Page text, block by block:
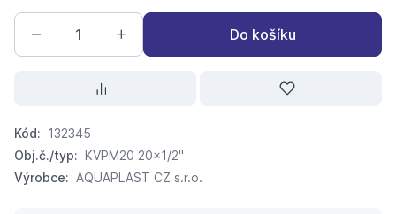
Do košíku
Kód: 132345
Obj.č./typ: KVPM20 20x1/2"
Výrobce: AQUAPLAST CZ s.r.o.